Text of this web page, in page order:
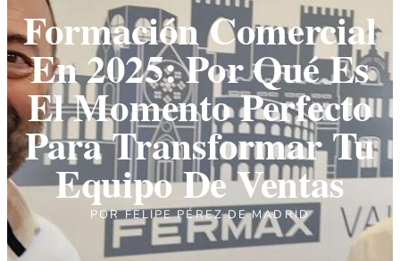
Formación Comercial
En 2025: Por Qué Es
El Momento Perfecto
Para Transformar Tu
Equipo De Ventas
PORFELIPE PÉREZ DE MADRID